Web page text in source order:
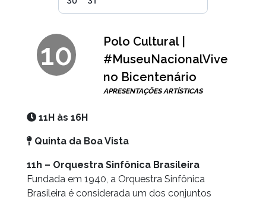
10
Polo Cultural |
#MuseuNacionalVive
no Bicentenário
APRESENTAÇÕES ARTÍSTICAS
11H às 16H
Quinta da Boa Vista
11h – Orquestra Sinfônica Brasileira
Fundada em 1940, a Orquestra Sinfônica
Brasileira é considerada um dos conjuntos